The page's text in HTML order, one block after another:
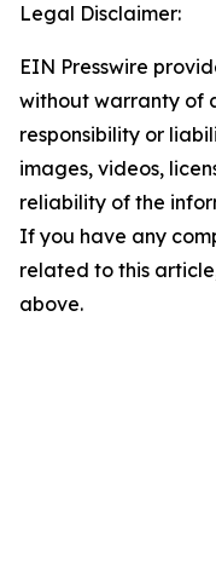
Legal Disclaimer:
EIN Presswire
without warranty of
responsibility or
images, videos,
reliability of the
If you have any
related to this
above.